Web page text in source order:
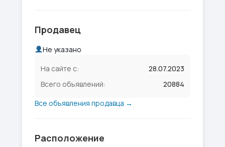
Продавец
Не указано
На сайте с:
28.07.2023
Всего объявлений:
20884
Все объявления продавца →
Расположение